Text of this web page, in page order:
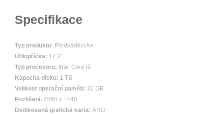
Specifikace
Typ produktu: Předváděcí A+
Úhlopříčka: 17,3"
Typ procesoru: Intel Core i9
Kapacita disku: 1 TB
Velikost operační paměti: 32 GB
Rozlišení: 2560 x 1440
Dedikovaná grafická karta: ANO